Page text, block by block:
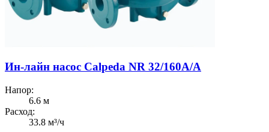
Ин-лайн насос Calpeda NR 32/160A/A
Напор:
6.6 м
Расход:
33.8 м³/ч